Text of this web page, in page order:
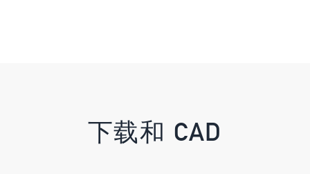
下载和 CAD